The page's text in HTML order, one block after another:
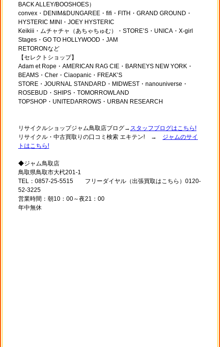
BACK ALLEY/BOOSHOES）
convex・DENIM&DUNGAREE・fifi・FITH・GRAND GROUND・
HYSTERIC MINI・JOEY HYSTERIC
Keikiii・ムチャチャ（あちゃちゅむ）・STORE’S・UNICA・X-girl
Stages・GO TO HOLLYWOOD・JAM
RETORONなど
【セレクトショップ】
Adam et Rope・AMERICAN RAG CIE・BARNEYS NEW YORK・
BEAMS・Cher・Ciaopanic・FREAK’S
STORE・JOURNAL STANDARD・MIDWEST・nanouniverse・
ROSEBUD・SHIPS・TOMORROWLAND
TOPSHOP・UNITEDARROWS・URBAN RESEARCH
リサイクルショップジャム鳥取店ブログ→ スタッフブログはこちら!
リサイクル・中古買取りの口コミ検索 エキテン! → ジャムのサイ
トはこちら!
◆ジャム鳥取店
鳥取県鳥取市大杙201-1
TEL：0857-25-5515 フリーダイヤル（出張買取はこちら）0120-
52-3225
営業時間：朝10：00～夜21：00
年中無休